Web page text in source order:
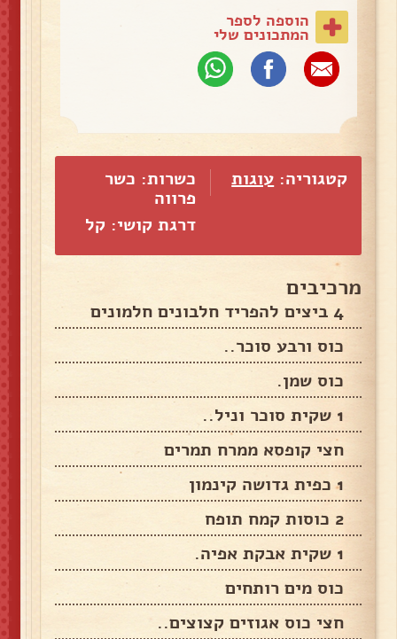
הוספה לספר
המתכונים שלי
קטגוריה: עוגות
כשרות: כשר
פרווה
דרגת קושי: קל
מרכיבים
4 ביצים להפריד חלבונים חלמונים
כוס ורבע סוכר..
כוס שמן.
1 שקית סוכר וניל..
חצי קופסא ממרח תמרים
1 כפית גדושה קינמון
2 כוסות קמח תופח
1 שקית אבקת אפיה.
כוס מים רותחים
חצי כוס אגוזים קצוצים..